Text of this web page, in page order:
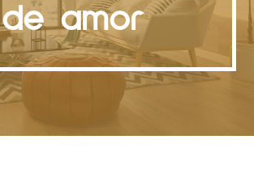
de amor